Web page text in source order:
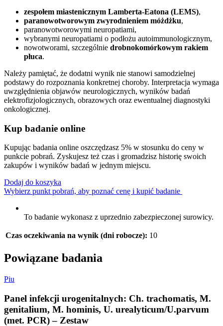
zespołem miastenicznym Lamberta-Eatona (LEMS),
paranowotworowym zwyrodnieniem móżdżku,
paranowotworowymi neuropatiami,
wybranymi neuropatiami o podłożu autoimmunologicznym,
nowotworami, szczególnie drobnokomórkowym rakiem
płuca.
Należy pamiętać, że dodatni wynik nie stanowi samodzielnej
podstawy do rozpoznania konkretnej choroby. Interpretacja wymaga
uwzględnienia objawów neurologicznych, wyników badań
elektrofizjologicznych, obrazowych oraz ewentualnej diagnostyki
onkologicznej.
Kup badanie online
Kupując badania online oszczędzasz 5% w stosunku do ceny w
punkcie pobrań. Zyskujesz też czas i gromadzisz historię swoich
zakupów i wyników badań w jednym miejscu.
Dodaj do koszyka
Wybierz punkt pobrań, aby poznać cenę i kupić badanie
To badanie wykonasz z uprzednio zabezpieczonej surowicy.
Czas oczekiwania na wynik (dni robocze): 10
Powiązane badania
Piu
Panel infekcji urogenitalnych: Ch. trachomatis, M.
genitalium, M. hominis, U. urealyticum/U.parvum
(met. PCR) – Zestaw